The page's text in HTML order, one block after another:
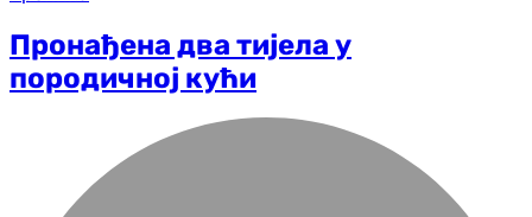
Пронађена два тијела у
породичној кући